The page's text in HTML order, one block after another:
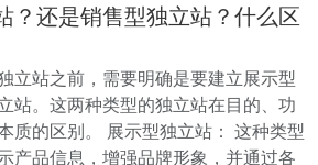
？还是销售型独立站？什么区
立站之前，需要明确是要建立展示型
站。这两种类型的独立站在目的、功
质的区别。 展示型独立站： 这种类型
产品信息，增强品牌形象，并通过各